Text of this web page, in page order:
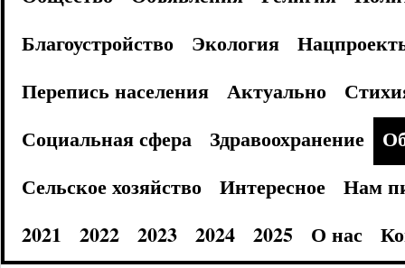
Благоустройство
Экология
Перепись населения
Актуально
Социальная сфера
Здравоохранение
Сельское хозяйство
Интересное
Нам
2021
2022 2023 2024 2025 О нас